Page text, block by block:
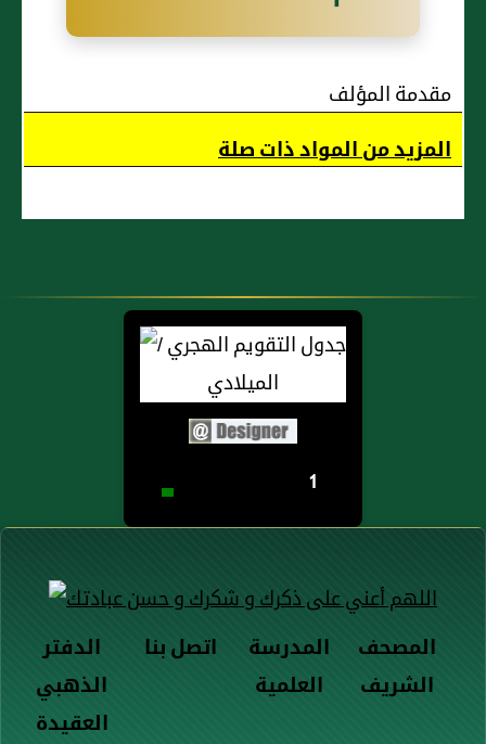
مقدمة المؤلف
المزيد من المواد ذات صلة
1
الدفتر
الذهبي
اتصل بنا
المدرسة
العلمية
المصحف
الشريف
العقيدة